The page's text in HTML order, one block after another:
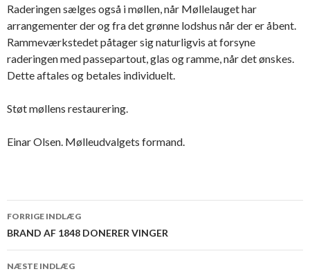
Raderingen sælges også i møllen, når Møllelauget har
arrangementer der og fra det grønne lodshus når der er åbent.
Rammeværkstedet påtager sig naturligvis at forsyne
raderingen med passepartout, glas og ramme, når det ønskes.
Dette aftales og betales individuelt.
Støt møllens restaurering.
Einar Olsen. Mølleudvalgets formand.
Indlægsnavigation
FORRIGE INDLÆG
BRAND AF 1848 DONERER VINGER
NÆSTE INDLÆG